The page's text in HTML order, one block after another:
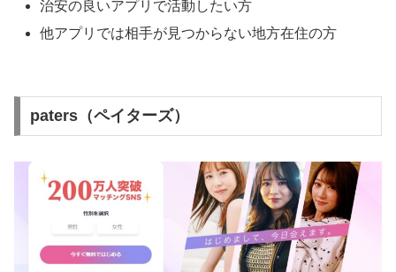
治安の良いアプリで活動したい方
他アプリでは相手が見つからない地方在住の方
paters（ペイターズ）